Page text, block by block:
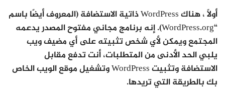
أولاً ، هناك WordPress ذاتية الاستضافة (المعروف أيضًا باسم
“WordPress.org). إنه برنامج مجاني مفتوح المصدر يدعمه
المجتمع ويمكن لأي شخص تثبيته على أي مضيف ويب
يلبي الحد الأدنى من المتطلبات، أنت تدفع مقابل
الاستضافة وتثبيت WordPress وتشغيل موقع الويب الخاص
بك بالطريقة التي تريدها.